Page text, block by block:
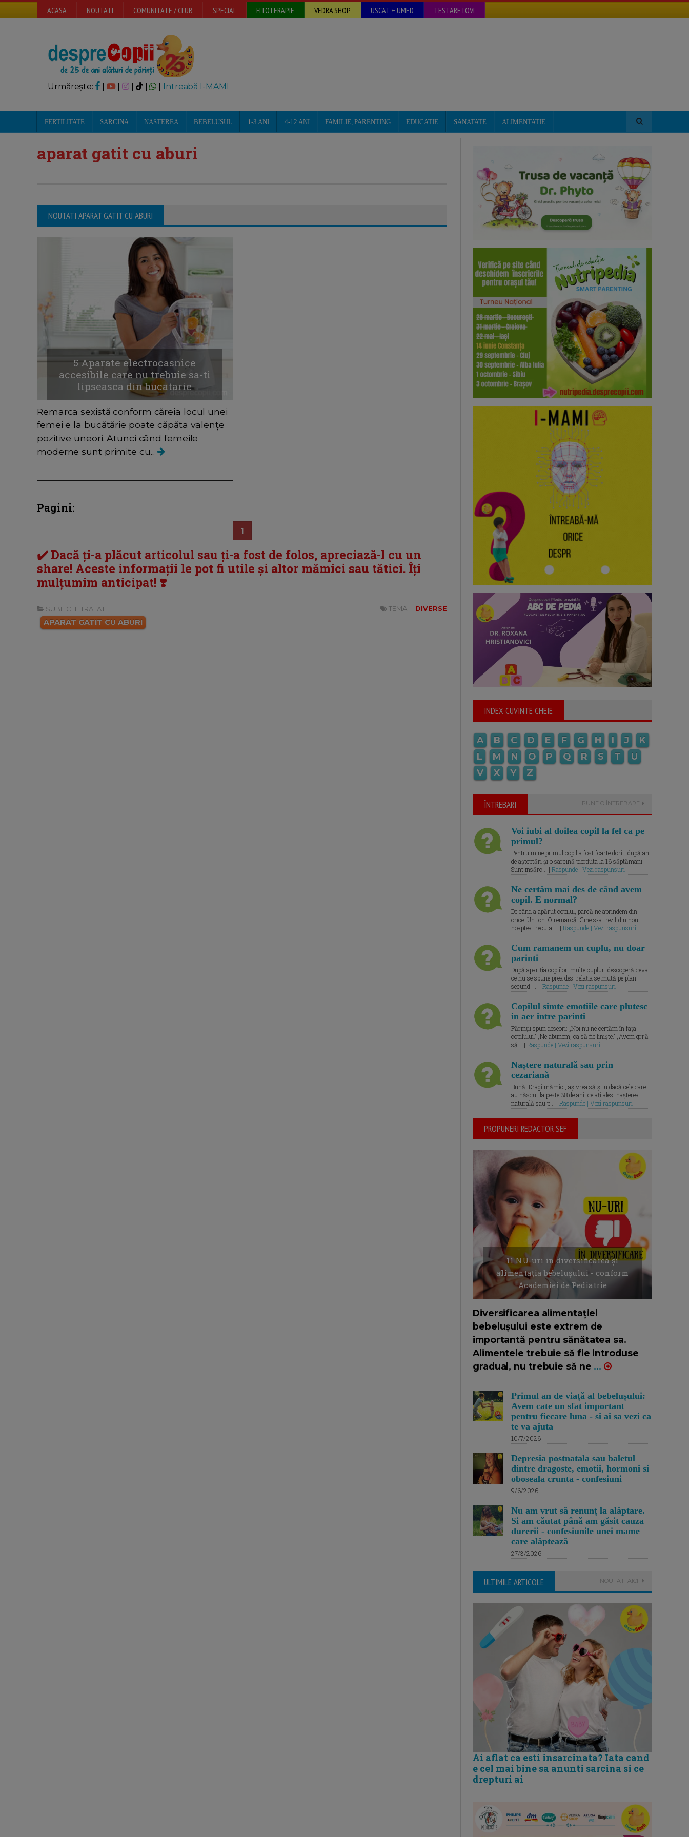
ACASA NOUTATI COMUNITATE / CLUB SPECIAL FITOTERAPIE VEDRA SHOP USCAT + UMED TESTARE LOVI
Urmărește: | | Intreabă I-MAMI
FERTILITATE SARCINA NASTEREA BEBELUSUL 1-3 ANI 4-12 ANI FAMILIE, PARENTING EDUCATIE SANATATE ALIMENTATIE
aparat gatit cu aburi
NOUTATI APARAT GATIT CU ABURI
5 Aparate electrocasnice
accesibile care nu trebuie sa-ti
lipseasca din bucatarie
Remarca sexistă conform căreia locul unei
femei e la bucătărie poate căpăta valențe
pozitive uneori. Atunci când femeile
moderne sunt primite cu...
Pagini:
1
✔️ Dacă ți-a plăcut articolul sau ți-a fost de folos, apreciază-l cu un
share! Aceste informații le pot fi utile și altor mămici sau tătici. Îți
mulțumim anticipat! ❣️
SUBIECTE TRATATE:
APARAT GATIT CU ABURI
TEMA: DIVERSE
INDEX CUVINTE CHEIE
A B C D E F G H I J
K
L
M N O P Q R S T
U
V
X Y Z
ÎNTREBARI PUNE O ÎNTREBARE
Voi iubi al doilea copil la fel ca pe
primul?
Pentru mine primul copil a fost foarte dorit, după ani
de așteptări și o sarcină pierduta la 16 săptămâni.
Sunt însărc... | Raspunde | Vezi raspunsuri
Ne certăm mai des de când avem
copil. E normal?
De când a apărut copilul, parcă ne aprindem din
orice. Un ton. O remarcă. Cine s-a trezit din nou
noaptea trecuta.... | Raspunde | Vezi raspunsuri
Cum ramanem un cuplu, nu doar
parinti
După apariția copiilor, multe cupluri descoperă ceva
ce nu se spune prea des: relația se mută pe plan
secund. ... | Raspunde | Vezi raspunsuri
Copilul simte emotiile care plutesc
in aer intre parinti
Părinții spun deseori: „Noi nu ne certăm în fața
copilului.” „Ne abținem, ca să fie liniște.” „Avem grijă
să... | Raspunde | Vezi raspunsuri
Naștere naturală sau prin
cezariană
Bună, Dragi mămici, aș vrea să știu dacă cele care
au născut la peste 38 de ani, ce ați ales: nașterea
naturală sau p... | Raspunde | Vezi raspunsuri
PROPUNERI REDACTOR SEF
11 NU-uri in diversificarea și
alimentația bebelușului - conform
Academiei de Pediatrie
Diversificarea alimentației
bebelușului este extrem de
importantă pentru sănătatea sa.
Alimentele trebuie să fie introduse
gradual, nu trebuie să ne ...
Primul an de viață al bebelușului:
Avem cate un sfat important
pentru fiecare luna - si ai sa vezi ca
te va ajuta
10/7/2026
Depresia postnatala sau baletul
dintre dragoste, emotii, hormoni si
oboseala crunta - confesiuni
9/6/2026
Nu am vrut să renunț la alăptare.
Si am căutat până am găsit cauza
durerii - confesiunile unei mame
care alăptează
27/3/2026
ULTIMILE ARTICOLE NOUTATI AICI
Ai aflat ca esti insarcinata? Iata cand
e cel mai bine sa anunti sarcina si ce
drepturi ai